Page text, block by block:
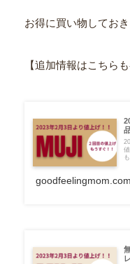
お得に買い物しておき
【追加情報はこちら
goodfeelingmom.com